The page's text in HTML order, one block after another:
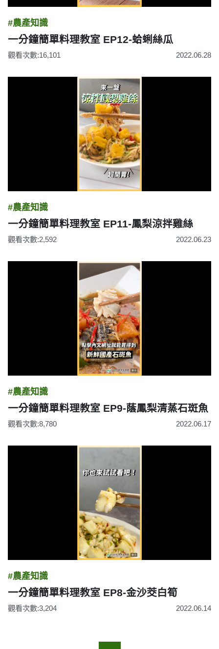
#農產知識
一分鐘簡單料理教室 EP12-蛤蜊絲瓜
觀看次數:16,101 2022.06.28
#農產知識
一分鐘簡單料理教室 EP11-鳳梨涼拌雞絲
觀看次數:2,592 2022.06.23
#農產知識
一分鐘簡單料理教室 EP9-蔭鳳梨清蒸石斑魚
觀看次數:8,780 2022.06.17
#農產知識
一分鐘簡單料理教室 EP8-金沙茭白筍
觀看次數:3,204 2022.06.14